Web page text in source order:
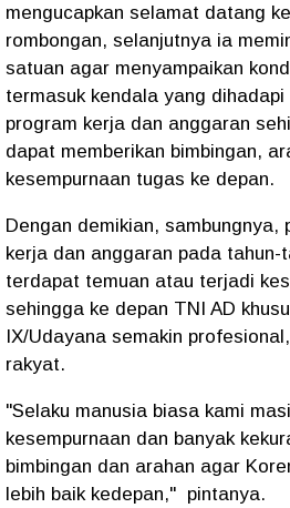
mengucapkan selamat datang
rombongan, selanjutnya ia
satuan agar menyampaikan
termasuk kendala yang
program kerja dan anggaran
dapat memberikan bimbingan,
kesempurnaan tugas ke depan.
Dengan demikian, sambungnya,
kerja dan anggaran pada tahun-
terdapat temuan atau terjadi
sehingga ke depan TNI AD
IX/Udayana semakin
rakyat.
"Selaku manusia biasa kami
kesempurnaan dan banyak
bimbingan dan arahan agar
lebih baik kedepan," pintanya.